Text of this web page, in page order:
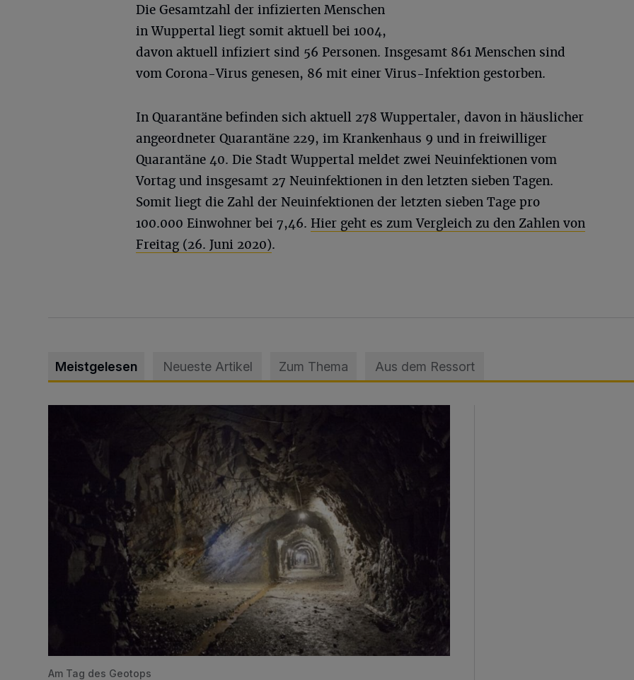
Die Gesamtzahl der infizierten Menschen
in Wuppertal liegt somit aktuell bei 1004,
davon aktuell infiziert sind 56 Personen. Insgesamt 861 Menschen sind
vom Corona-Virus genesen, 86 mit einer Virus-Infektion gestorben.
In Quarantäne befinden sich aktuell 278 Wuppertaler, davon in häuslicher
angeordneter Quarantäne 229, im Krankenhaus 9 und in freiwilliger
Quarantäne 40. Die Stadt Wuppertal meldet zwei Neuinfektionen vom
Vortag und insgesamt 27 Neuinfektionen in den letzten sieben Tagen.
Somit liegt die Zahl der Neuinfektionen der letzten sieben Tage pro
100.000 Einwohner bei 7,46. Hier geht es zum Vergleich zu den Zahlen von
Freitag (26. Juni 2020).
Meistgelesen Neueste Artikel Zum Thema Aus dem Ressort
Am Tag des Geotops